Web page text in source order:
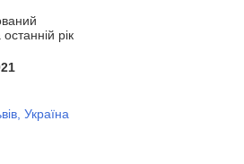
рік
Україна